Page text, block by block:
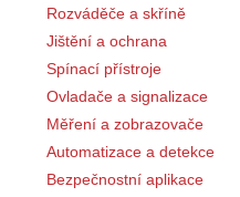
Rozváděče a skříně
Jištění a ochrana
Spínací přístroje
Ovladače a signalizace
Měření a zobrazovače
Automatizace a detekce
Bezpečnostní aplikace